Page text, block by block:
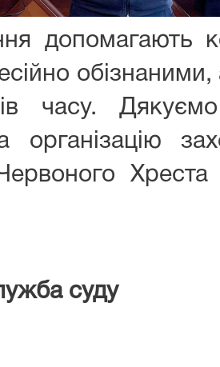
допомагають
часу.
організацію
Хреста
суду